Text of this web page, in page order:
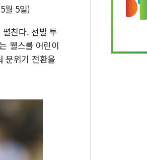
월 5일)
친다. 선발 투
웰스를 어린이
분위기 전환을